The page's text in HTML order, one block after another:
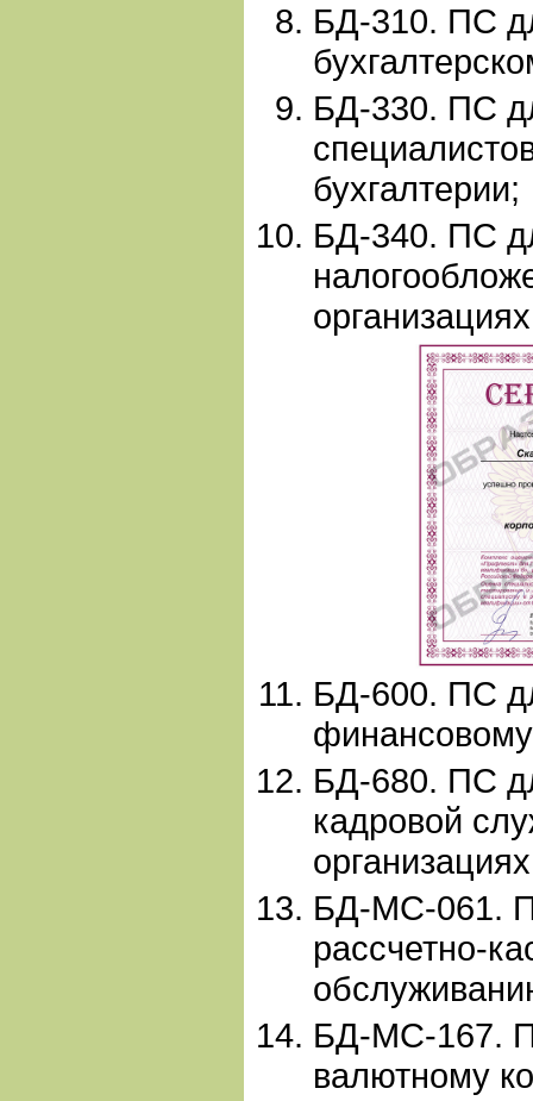
БД-310. ПС
БД-330. ПС
бухгалтерии;
БД-340. ПС
БД-600. ПС
БД-680. ПС
кадровой
БД-МС-061.
рассчетно-
БД-МС-167.
валютному